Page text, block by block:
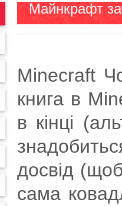
Майнкрафт
Minecraft
книга в
в кінці
досвід
сама